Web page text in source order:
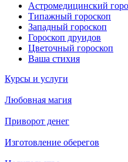
Астромедицинский
Типажный гороскоп
Западный гороскоп
Гороскоп друидов
Цветочный гороскоп
Ваша стихия
Курсы и услуги
Любовная магия
Приворот денег
Изготовление оберегов